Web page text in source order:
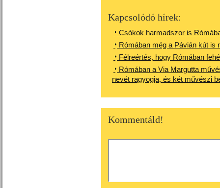
Kapcsolódó hírek:
Csókok harmadszor is
Rómában még a Pávián kút is
Félreértés, hogy Rómában
Rómában a Via Margutta
nevét ragyogja, és két művészi
Kommentáld!